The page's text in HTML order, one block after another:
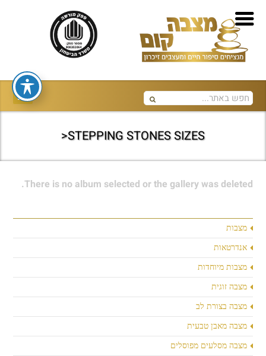
STEPPING STONES SIZES<
מצבות
אנדרטאות
מצבות מיוחדות
מצבה זוגית
מצבה בצורת לב
מצבה מאבן טבעית
מצבה מסלעים מפוסלים
There is no album selected or the gallery was deleted.